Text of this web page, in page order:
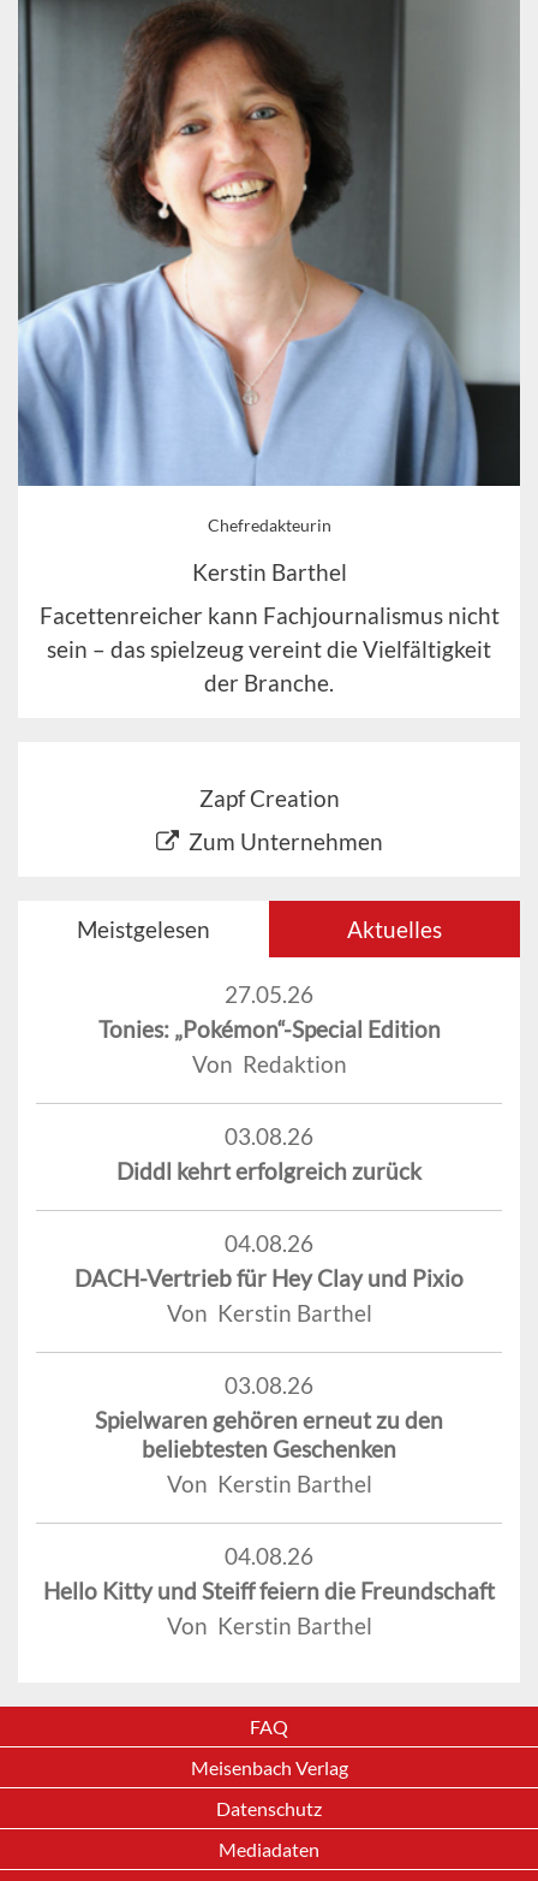
Chefredakteurin
Kerstin Barthel
Facettenreicher kann Fachjournalismus nicht
sein – das spielzeug vereint die Vielfältigkeit
der Branche.
Zapf Creation
Zum Unternehmen
Meistgelesen Aktuelles
27.05.26
Tonies: „Pokémon“-Special Edition
Von Redaktion
03.08.26
Diddl kehrt erfolgreich zurück
04.08.26
DACH-Vertrieb für Hey Clay und Pixio
Von Kerstin Barthel
03.08.26
Spielwaren gehören erneut zu den
beliebtesten Geschenken
Von Kerstin Barthel
04.08.26
Hello Kitty und Steiff feiern die Freundschaft
Von Kerstin Barthel
FAQ
Meisenbach Verlag
Datenschutz
Mediadaten